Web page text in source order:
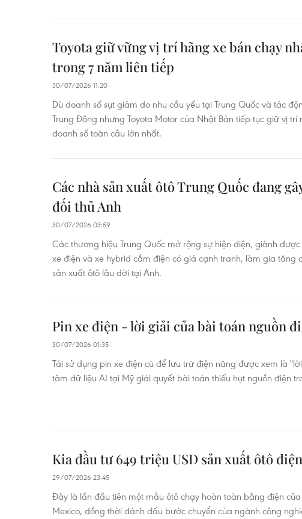
Toyota giữ vững vị trí hãng xe bán chạy
trong 7 năm liên tiếp
30/07/2026 11:20
Dù doanh số sụt giảm do nhu cầu yếu tại Trung Quốc và tác
Trung Đông nhưng Toyota Motor của Nhật Bản tiếp tục giữ vị trí
doanh số toàn cầu lớn nhất.
Các nhà sản xuất ôtô Trung Quốc đang
đối thủ Anh
30/07/2026 03:59
Các thương hiệu Trung Quốc mở rộng sự hiện diện, giành
xe điện và xe hybrid cắm điện có giá cạnh tranh, làm gia tăng
sản xuất ôtô lâu đời tại Anh.
Pin xe điện - lời giải của bài toán nguồn
30/07/2026 01:35
Tái sử dụng pin xe điện cũ để lưu trữ điện năng được xem là
tâm dữ liệu AI tại Mỹ giải quyết bài toán thiếu hụt nguồn điện
Kia đầu tư 649 triệu USD sản xuất ôtô
29/07/2026 23:45
Đây là lần đầu tiên một mẫu ôtô chạy hoàn toàn bằng điện
Mexico, đồng thời đánh dấu bước chuyển của ngành công